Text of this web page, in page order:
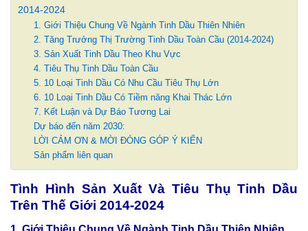
2014-2024
1. Giới Thiệu Chung Về Ngành Tinh Dầu Thiên Nhiên
2. Tăng Trưởng Thị Trường Tinh Dầu Toàn Cầu (2014-2024)
3. Sản Xuất Tinh Dầu Theo Khu Vực
4. Tiêu Thụ Tinh Dầu Toàn Cầu
5. 10 Loại Tinh Dầu Có Nhu Cầu Tiêu Thụ Lớn
6. 10 Loại Tinh Dầu Có Tiềm năng Khai Thác Lớn
7. Kết Luận và Dự Báo Tương Lai
Dự báo đến năm 2030:
LỜI CẢM ƠN & MỜI ĐÓNG GÓP Ý KIẾN
Sản phẩm liên quan
Tình Hình Sản Xuất Và Tiêu Thụ Tinh Dầu
Trên Thế Giới 2014-2024